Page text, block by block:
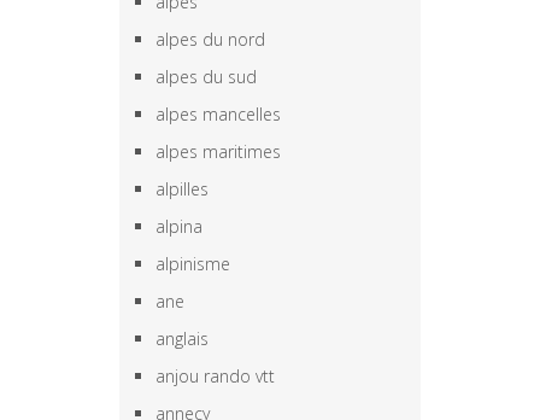
alpes du nord
alpes du sud
alpes mancelles
alpes maritimes
alpilles
alpina
alpinisme
ane
anglais
anjou rando vtt
annecy